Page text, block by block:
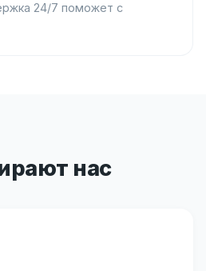
24/7 поможет с
нас